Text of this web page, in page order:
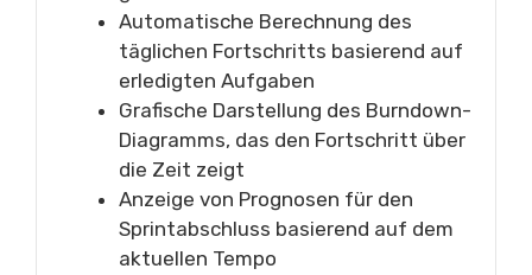
Automatische Berechnung des
täglichen Fortschritts basierend auf
erledigten Aufgaben
Grafische Darstellung des Burndown-
Diagramms, das den Fortschritt über
die Zeit zeigt
Anzeige von Prognosen für den
Sprintabschluss basierend auf dem
aktuellen Tempo